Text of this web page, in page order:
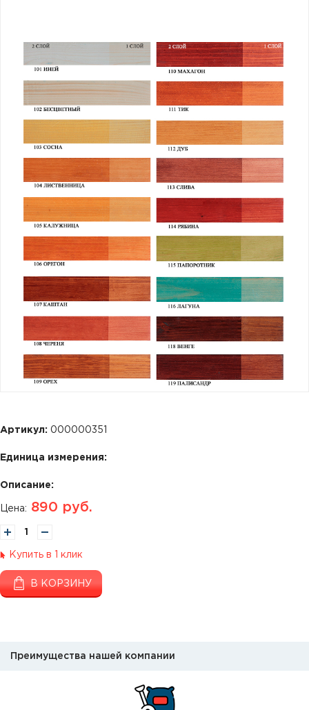
Артикул: 000000351
Единица измерения:
Описание:
Цена: 890 руб.
Купить в 1 клик
В КОРЗИНУ
Преимущества нашей компании